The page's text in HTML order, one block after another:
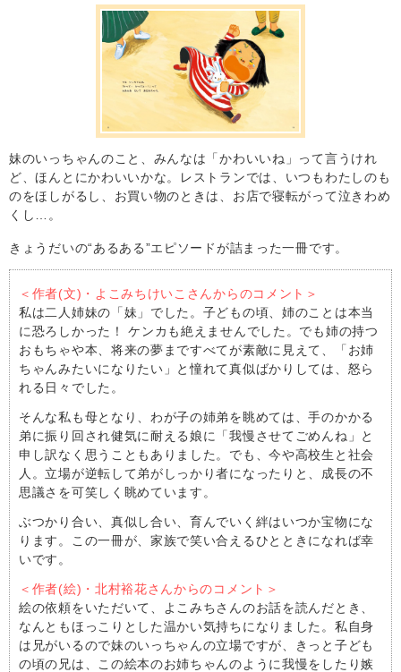
妹のいっちゃんのこと、みんなは「かわいいね」って言うけれ
ど、ほんとにかわいいかな。レストランでは、いつもわたしのも
のをほしがるし、お買い物のときは、お店で寝転がって泣きわめ
くし…。
きょうだいの“あるある”エピソードが詰まった一冊です。
＜作者(文)・よこみちけいこさんからのコメント＞
私は二人姉妹の「妹」でした。子どもの頃、姉のことは本当
に恐ろしかった！ ケンカも絶えませんでした。でも姉の持つ
おもちゃや本、将来の夢まですべてが素敵に見えて、「お姉
ちゃんみたいになりたい」と憧れて真似ばかりしては、怒ら
れる日々でした。
そんな私も母となり、わが子の姉弟を眺めては、手のかかる
弟に振り回され健気に耐える娘に「我慢させてごめんね」と
申し訳なく思うこともありました。でも、今や高校生と社会
人。立場が逆転して弟がしっかり者になったりと、成長の不
思議さを可笑しく眺めています。
ぶつかり合い、真似し合い、育んでいく絆はいつか宝物にな
ります。この一冊が、家族で笑い合えるひとときになれば幸
いです。
＜作者(絵)・北村裕花さんからのコメント＞
絵の依頼をいただいて、よこみちさんのお話を読んだとき、
なんともほっこりとした温かい気持ちになりました。私自身
は兄がいるので妹のいっちゃんの立場ですが、きっと子ども
の頃の兄は、この絵本のお姉ちゃんのように我慢をしたり嫉